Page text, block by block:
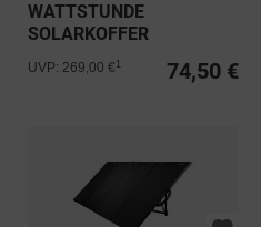
WATTSTUNDE
SOLARKOFFER
WS100SUL ULTRALIGHT
100W...
74,50 €
UVP: 269,00 €